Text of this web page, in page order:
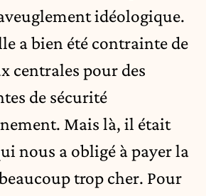
idéologique.
a bien été contrainte de
centrales pour des
de sécurité
Mais là, il était
nous a obligé à payer la
trop cher. Pour